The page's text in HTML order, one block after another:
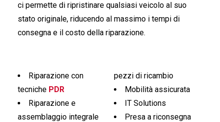
ci permette di ripristinare qualsiasi veicolo al suo
stato originale, riducendo al massimo i tempi di
consegna e il costo della riparazione.
Riparazione con
tecniche PDR
Riparazione e
assemblaggio integrale
pezzi di ricambio
Mobilità assicurata
IT Solutions
Presa a riconsegna